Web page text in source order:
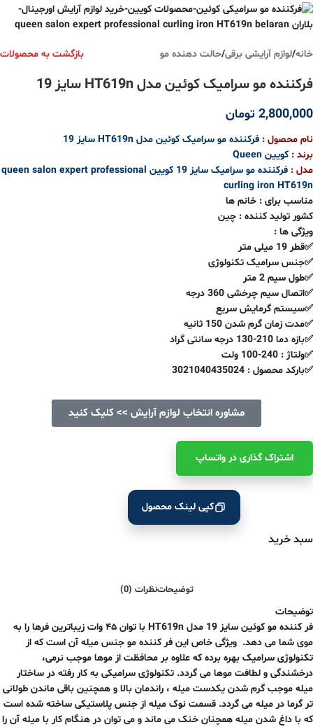
سبد خرید
خانه/لوازم آرایشی برقی/حالت دهنده مو بازگشت به محصولات
فرکننده مو سرامیک کوئین مدل HT619n سایز 19
2,800,000 تومان
نام محصول : فرکننده مو سرامیک کوئین مدل HT619n سایز 19
برند : کویین Queen
مدل :
فرکننده مو سرامیک سایز 19 کویین queen salon expert professional
curling iron HT619n
مناسب برای : خانم ها
کشور تولید کننده : چین
ویژگی ها :
✅قطر 19 میلی متر
✅جنس سرامیک تکنولوژی
✅طول سیم 2 متر
✅اتصال سیم چرخشی 360 درجه
✅سیستم گرمایش سریع
✅مدت زمان گرم شدن 150 ثانیه
✅بازه دما 210-130 درجه سانتی گراد
✅ولتاژ : 240-100 ولت
✅بارکد محصول : 3021040435024
مشاوره انتخاب لوازم آرایش >> کلیک کنید
اشتراک ‌گذاری در واتساپ
کپی لینک محصول
توضیحاتنظرات (0)
توضیحات
فر کننده مو کوئین سایز 19 مدل HT619n با توان ۴۵ وات زیباترین فرها را به
موی شما می دهد. ویژگی خاص این فر کننده مو جنس میله آن است که از
تکنولوژی سرامیک بهره برده که علاوه بر محافظت از موها موجب نرمی،
درخشندگی و لطافت موها می گردد. تکنولوژی سرامیکی به کار رفته در ساختار
میله موجب گرم شدن یکدست میله ، راندمان بالا و همچنین باقی ماندن طولانی
تر گرما در میله می گردد. قسمت نوک میله از جنس پلاستیکی ساخته شده است
که با داغ شدن میله همچنان خنک می ماند و می توان در هنگام کار با میله آن را